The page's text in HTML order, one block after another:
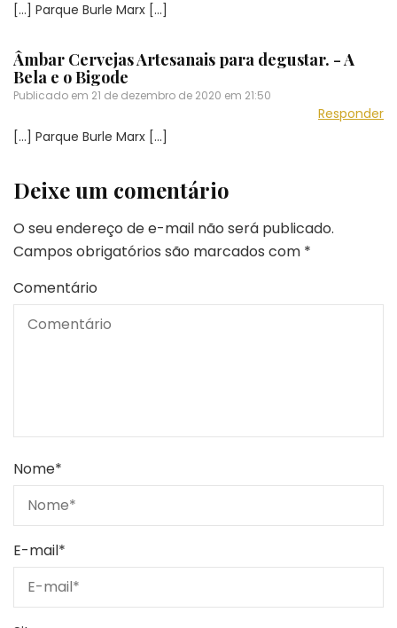
[…] Parque Burle Marx […]
Âmbar Cervejas Artesanais para degustar. - A
Bela e o Bigode
Publicado em 21 de dezembro de 2020 em 21:50
Responder
[…] Parque Burle Marx […]
Deixe um comentário
O seu endereço de e-mail não será publicado.
Campos obrigatórios são marcados com *
Comentário
Nome*
E-mail*